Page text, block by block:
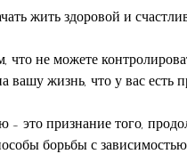
жить здоровой и
что не можете
вашу жизнь, что у вас есть
это признание того,
борьбы с